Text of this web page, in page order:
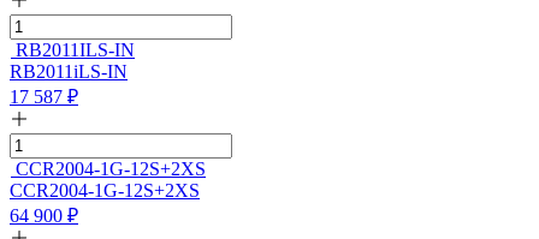
RB2011ILS-IN
RB2011iLS-IN
17 587 ₽
CCR2004-1G-12S+2XS
CCR2004-1G-12S+2XS
64 900 ₽